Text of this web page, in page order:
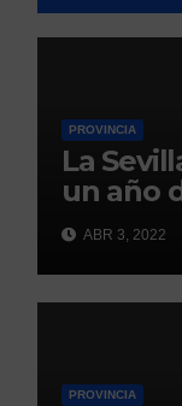
PROVINCIA
La
un año
ABR 3, 2022
PROVINCIA